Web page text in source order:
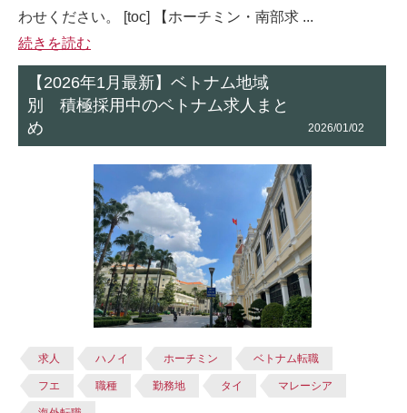
わせください。 [toc] 【ホーチミン・南部求 ...
続きを読む
【2026年1月最新】ベトナム地域
別 積極採用中のベトナム求人まと
め
2026/01/02
求人 ハノイ ホーチミン ベトナム転職
フエ 職種 勤務地 タイ マレーシア